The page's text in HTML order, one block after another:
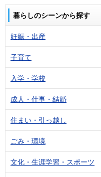
暮らしのシーンから探す
妊娠・出産
子育て
入学・学校
成人・仕事・結婚
住まい・引っ越し
ごみ・環境
文化・生涯学習・スポーツ